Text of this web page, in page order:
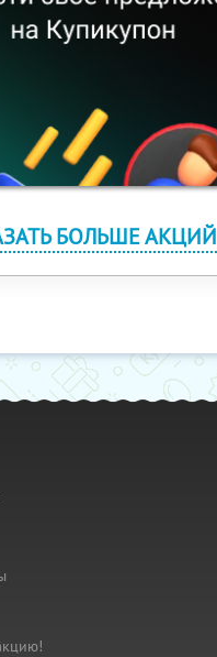
БОЛЬШЕ АКЦИЙ